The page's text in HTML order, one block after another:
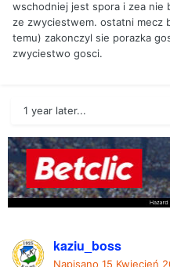
wschodniej jest spora i zea nie
ze zwyciestwem. ostatni mecz
temu) zakonczyl sie porazka
zwyciestwo gosci.
1 year later...
kaziu_boss
Napisano 15 Kwiecień